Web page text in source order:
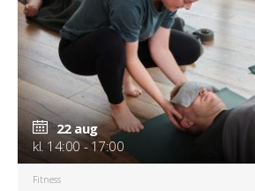
22 aug
kl. 14:00 - 17:00
Fitness